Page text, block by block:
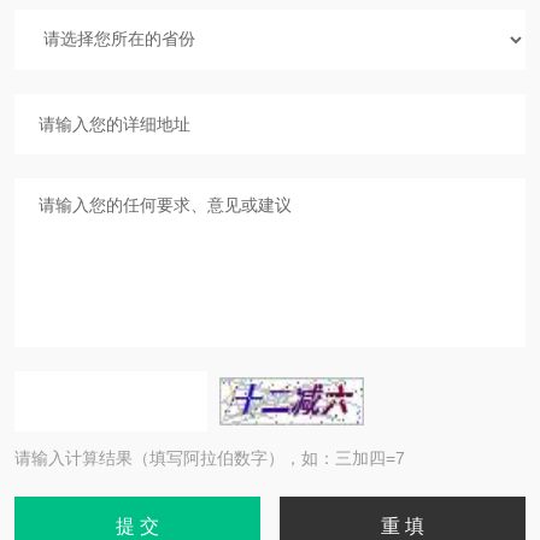
请输入计算结果（填写阿拉伯数字），如：三加四=7